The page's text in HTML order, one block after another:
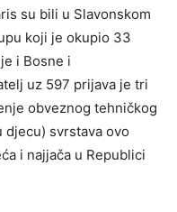
su bili u Slavonskom
koji je okupio 33
i Bosne i
uz 597 prijava je tri
obveznog tehničkog
djecu) svrstava ovo
i najjača u Republici